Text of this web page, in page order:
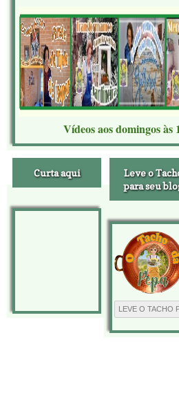
Vídeos aos domingos às
Curta aqui
Leve o
para seu